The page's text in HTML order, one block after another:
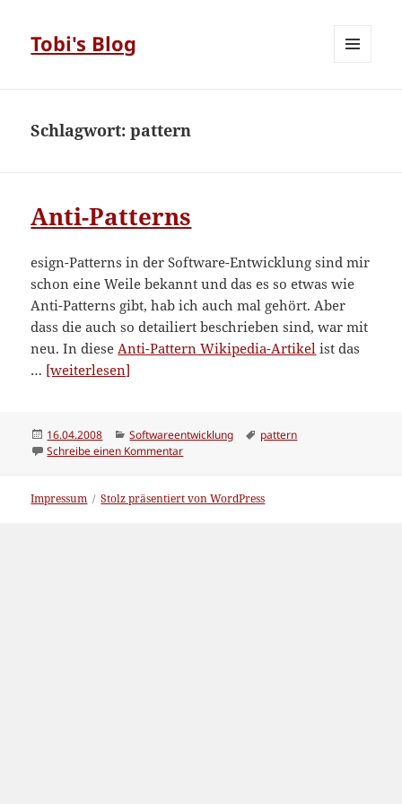
Tobi's Blog
Schlagwort:pattern
Anti-Patterns
esign-Patterns in der Software-Entwicklung sind mir
schon eine Weile bekannt und das es so etwas wie
Anti-Patterns gibt, hab ich auch mal gehört. Aber
dass die auch so detailiert beschrieben sind, war mit
neu. In dieseAnti-Pattern Wikipedia-Artikel ist das
… [weiterlesen]
Veröffentlicht
am
16.04.2008 Kategorien
Softwareentwicklung Schlagwörter
pattern
Schreibe einen Kommentarzu Anti-Patterns
Impressum Stolz präsentiert von WordPress